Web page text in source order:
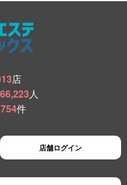
店
66,223人
件
店舗ログイン